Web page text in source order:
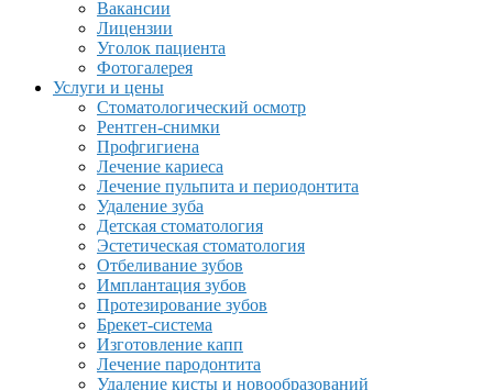
Вакансии
Лицензии
Уголок пациента
Фотогалерея
Услуги и цены
Стоматологический осмотр
Рентген-снимки
Профгигиена
Лечение кариеса
Лечение пульпита и периодонтита
Удаление зуба
Детская стоматология
Эстетическая стоматология
Отбеливание зубов
Имплантация зубов
Протезирование зубов
Брекет-система
Изготовление капп
Лечение пародонтита
Удаление кисты и новообразований